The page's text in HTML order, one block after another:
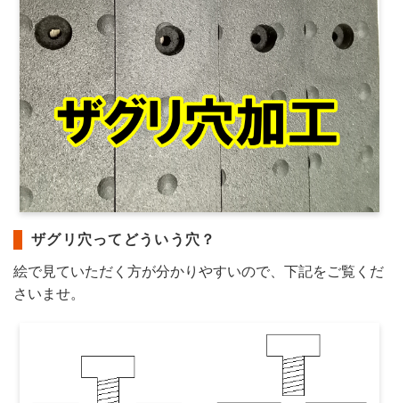
ザグリ穴ってどういう穴？
絵で見ていただく方が分かりやすいので、下記をご覧くだ
さいませ。